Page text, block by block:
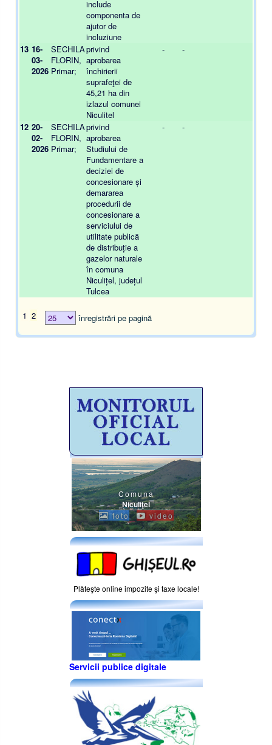
include
componenta de
ajutor de
incluziune
13 16-
03-
2026
SECHILA
FLORIN,
Primar;
privind
aprobarea
închirierii
suprafeţei de
45,21 ha din
izlazul comunei
Niculitel
- -
12 20-
02-
2026
SECHILA
FLORIN,
Primar;
privind
aprobarea
Studiului de
Fundamentare a
deciziei de
concesionare și
demararea
procedurii de
concesionare a
serviciului de
utilitate publică
de distribuție a
gazelor naturale
în comuna
Niculițel, județul
Tulcea
- -
1 2 înregistrări pe pagină
Comuna
Niculiţel
foto video
Plăteşte online impozite şi taxe locale!
Servicii publice digitale